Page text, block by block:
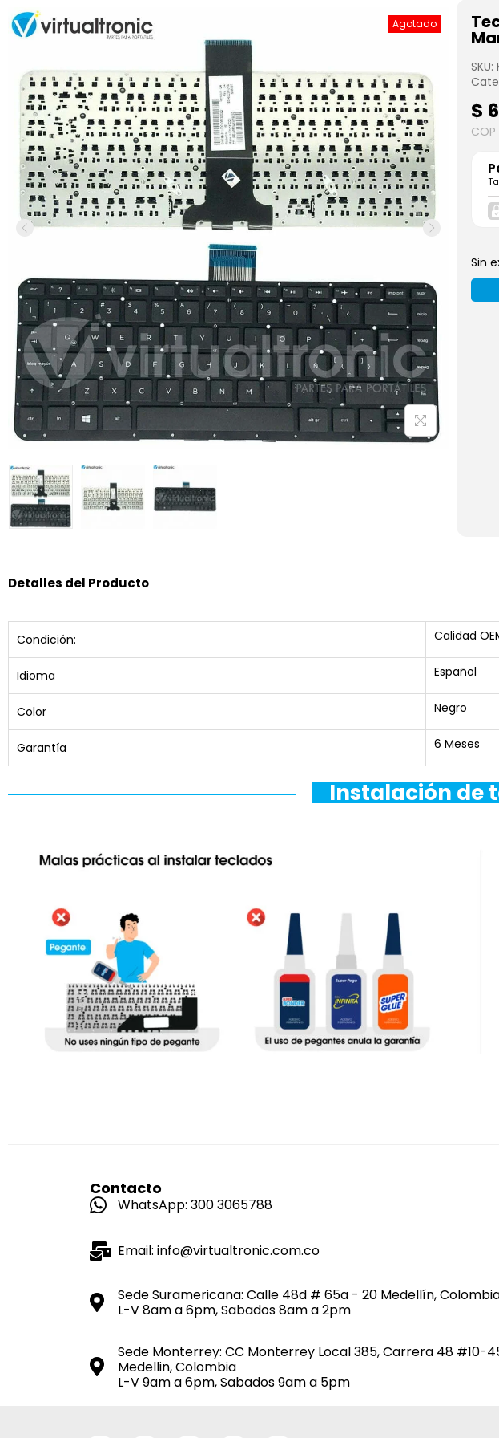
Agotado
SKU:
$
Sin
Detalles del Producto
Condición: Calidad
Idioma Español
Color Negro
Garantía 6 Meses
Instalación de
Contacto
WhatsApp: 300 3065788
Email: info@virtualtronic.com.co
Sede Suramericana: Calle 48d # 65a - 20 Medellín,
L-V 8am a 6pm, Sabados 8am a 2pm
Sede Monterrey: CC Monterrey Local 385, Carrera 48 #10-
Medellin, Colombia
L-V 9am a 6pm, Sabados 9am a 5pm